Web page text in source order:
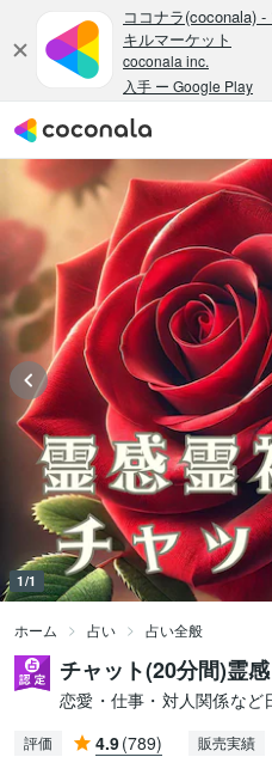
1/1
ホーム 占い 占い全般
チャット(20分間)霊
恋愛・仕事・対人関係など
評価 4.9(789) 販売実績